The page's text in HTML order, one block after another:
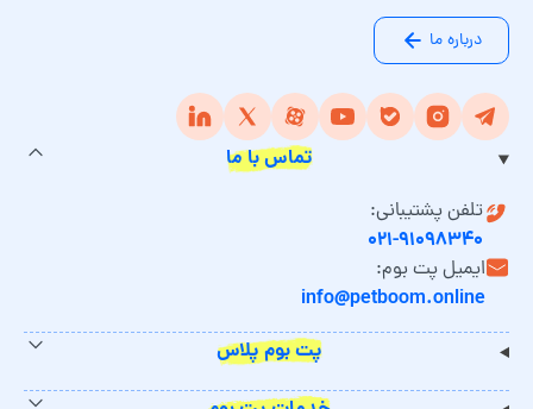
درباره ما
تماس با ما
تلفن پشتیبانی:
۰۲۱-۹۱۰۹۸۳۴۰
ایمیل پت بوم:
info@petboom.online
پت بوم پلاس